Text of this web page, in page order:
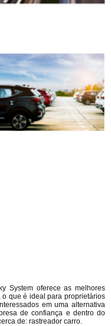
System oferece as melhores
que é ideal para proprietários
em uma alternativa
de confiança e dentro do
de: rastreador carro.